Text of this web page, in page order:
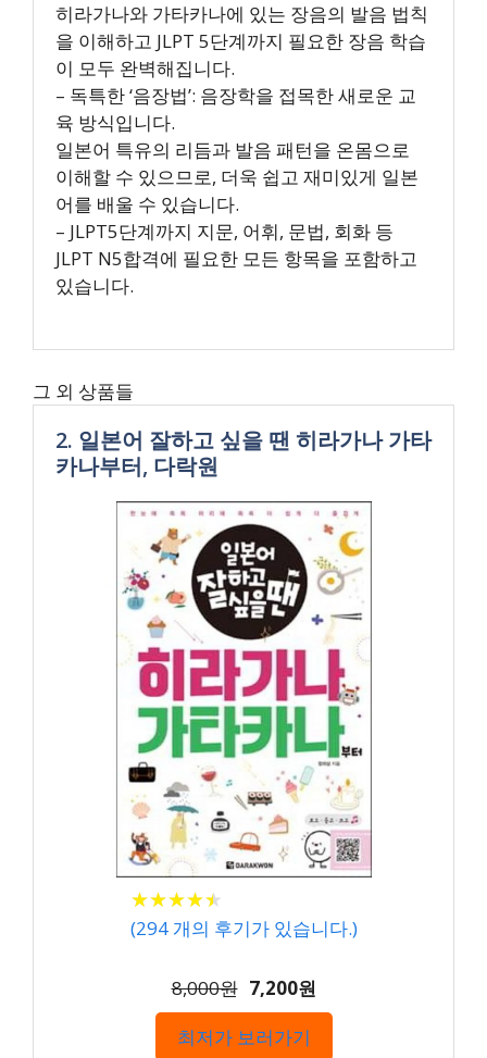
히라가나와 가타카나에 있는 장음의 발음 법칙
을 이해하고 JLPT 5단계까지 필요한 장음 학습
이 모두 완벽해집니다.
– 독특한 ‘음장법’: 음장학을 접목한 새로운 교
육 방식입니다.
일본어 특유의 리듬과 발음 패턴을 온몸으로
이해할 수 있으므로, 더욱 쉽고 재미있게 일본
어를 배울 수 있습니다.
– JLPT5단계까지 지문, 어휘, 문법, 회화 등
JLPT N5합격에 필요한 모든 항목을 포함하고
있습니다.
그 외 상품들
2. 일본어 잘하고 싶을 땐 히라가나 가타
카나부터, 다락원
★★★★★
★★★★★
(294개의 후기가 있습니다.)
8,000원 7,200원
최저가 보러가기